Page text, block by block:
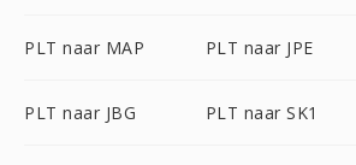
PLT naar MAP PLT naar JPE
PLT naar JBG PLT naar SK1